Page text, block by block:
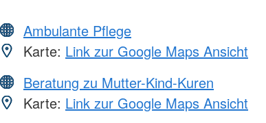
Ambulante Pflege
Karte: Link zur Google Maps Ansicht
Beratung zu Mutter-Kind-Kuren
Karte: Link zur Google Maps Ansicht